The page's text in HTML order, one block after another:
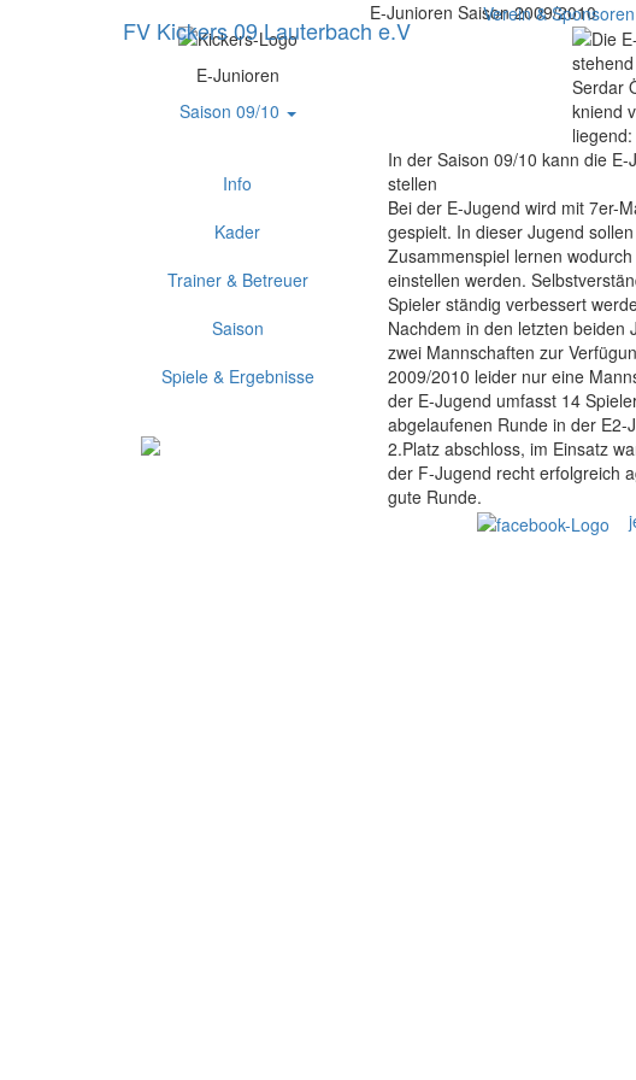
FV Kickers 09 Lauterbach e.V
Verein & Sponsoren
E-Junioren
Saison 09/10
Info
Kader
Trainer & Betreuer
Saison
Spiele & Ergebnisse
E-Junioren Saison 2009/2010
Serdar
kniend
liegend:
In der Saison 09/10 kann die
stellen
Bei der E-Jugend wird mit 7er-
gespielt. In dieser Jugend
Zusammenspiel lernen
einstellen werden.
Spieler ständig verbessert
Nachdem in den letzten beiden
zwei Mannschaften zur
2009/2010 leider nur eine
der E-Jugend umfasst 14
abgelaufenen Runde in der
2.Platz abschloss, im Einsatz
der F-Jugend recht erfolgreich
gute Runde.